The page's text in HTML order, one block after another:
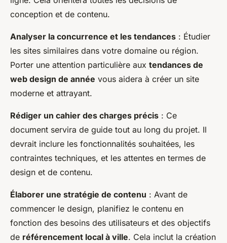
conception et de contenu.
Analyser la concurrence et les tendances : Étudier
les sites similaires dans votre domaine ou région.
Porter une attention particulière aux tendances de
web design de année vous aidera à créer un site
moderne et attrayant.
Rédiger un cahier des charges précis : Ce
document servira de guide tout au long du projet. Il
devrait inclure les fonctionnalités souhaitées, les
contraintes techniques, et les attentes en termes de
design et de contenu.
Élaborer une stratégie de contenu : Avant de
commencer le design, planifiez le contenu en
fonction des besoins des utilisateurs et des objectifs
de référencement local à ville. Cela inclut la création